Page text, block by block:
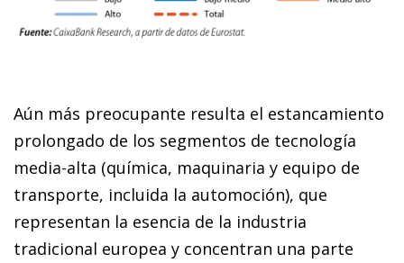
Aún más preocupante resulta el estancamiento
prolongado de los segmentos de tecnología
media-alta (química, maquinaria y equipo de
transporte, incluida la automoción), que
representan la esencia de la industria
tradicional europea y concentran una parte